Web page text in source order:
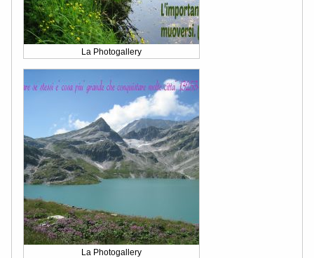
La Photogallery
La Photogallery